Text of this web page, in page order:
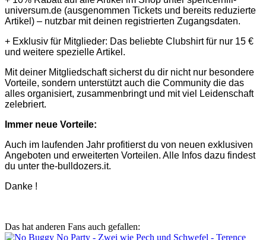
universum.de (ausgenommen Tickets und bereits reduzierte
Artikel) – nutzbar mit deinen registrierten Zugangsdaten.
+ Exklusiv für Mitglieder: Das beliebte Clubshirt für nur 15 €
und weitere spezielle Artikel.
Mit deiner Mitgliedschaft sicherst du dir nicht nur besondere
Vorteile, sondern unterstützt auch die Community die das
alles organisiert, zusammenbringt und mit viel Leidenschaft
zelebriert.
Immer neue Vorteile:
Auch im laufenden Jahr profitierst du von neuen exklusiven
Angeboten und erweiterten Vorteilen. Alle Infos dazu findest
du unter the-bulldozers.it.
Danke !
Das hat anderen Fans auch gefallen: